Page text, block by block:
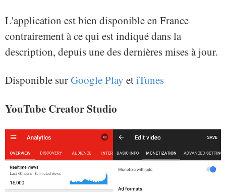
L'application est bien disponible en France
contrairement à ce qui est indiqué dans la
description, depuis une des dernières mises à jour.
Disponible surGoogle Play etiTunes
YouTube Creator Studio